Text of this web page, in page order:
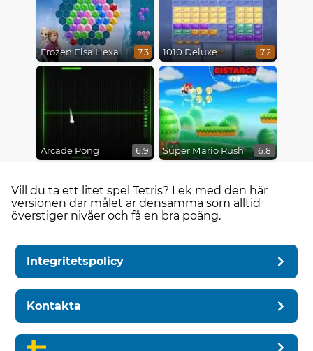
Frozen Elsa Hexagon Puzzle 7.3 1010 Deluxe 7.2
Arcade Pong 6.9 Super Mario Rush 6.8
Vill du ta ett litet spel Tetris? Lek med den här
versionen där målet är densamma som alltid
överstiger nivåer och få en bra poäng.
Integritetspolicy
Kontakta